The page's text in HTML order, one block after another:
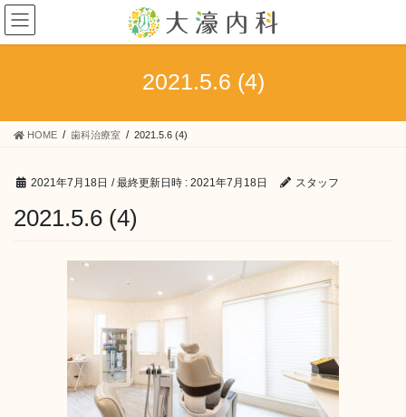
コ
ン
テ
ス
ナ
ビ
ゲ
ン
2021.5.6 (4)
HOME 歯科治療室 2021.5.6 (4)
2021年7月18日 / 最終更新日時 : 2021年7月18日 スタッフ
2021.5.6 (4)